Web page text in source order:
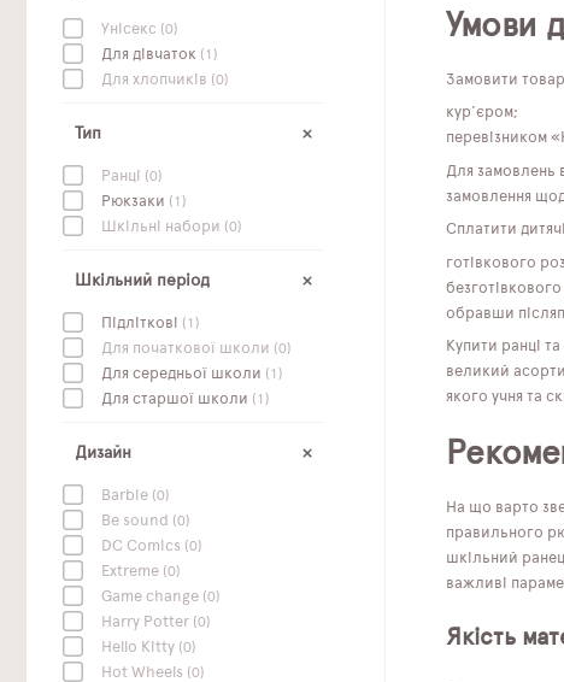
Унісекс (0)
Для дівчаток (1)
Для хлопчиків (0)
Тип
Ранці (0)
Рюкзаки (1)
Шкільні набори (0)
Шкільний період
Підліткові (1)
Для початкової школи (0)
Для середньої школи (1)
Для старшої школи (1)
Дизайн
Barbie (0)
Be sound (0)
DC Сomics (0)
Extreme (0)
Game change (0)
Harry Potter (0)
Hello Kitty (0)
Hot Wheels (0)
Умови
Замовити
кур'єром;
перевізником
Для замовлень
замовлення
Сплатити
готівкового
обравши
Купити ранці
великий
якого учня та
На що варто
правильного
шкільний
важливі
Якість